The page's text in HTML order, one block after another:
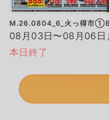
M.26.0804_6_火っ得市
08月03日〜08月06日
本日終了